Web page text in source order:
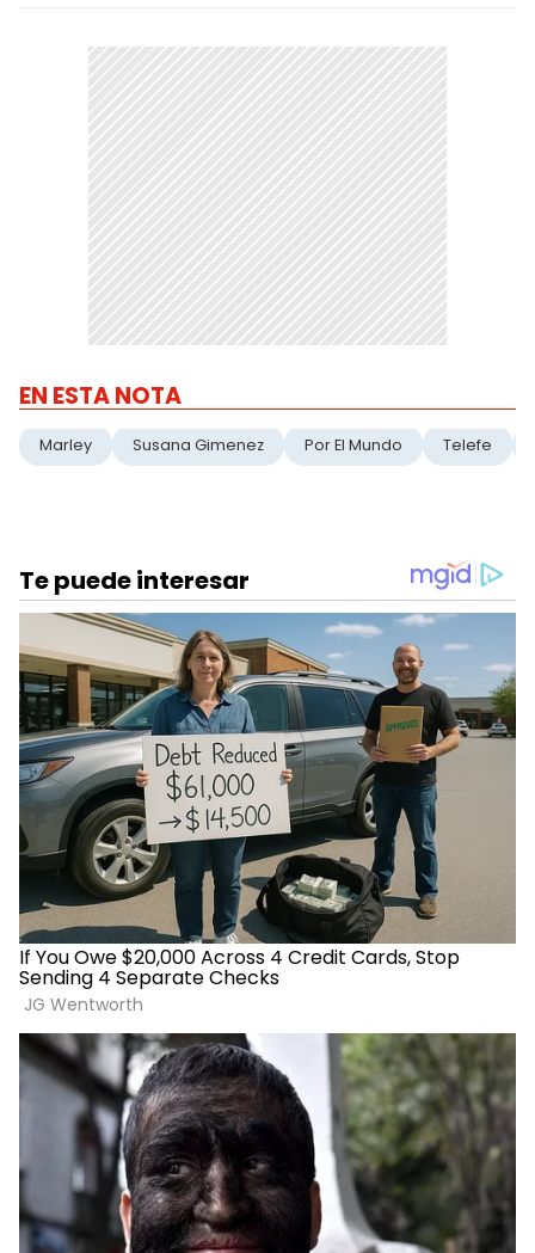
EN ESTA NOTA
Marley Susana Gimenez Por El Mundo Telefe